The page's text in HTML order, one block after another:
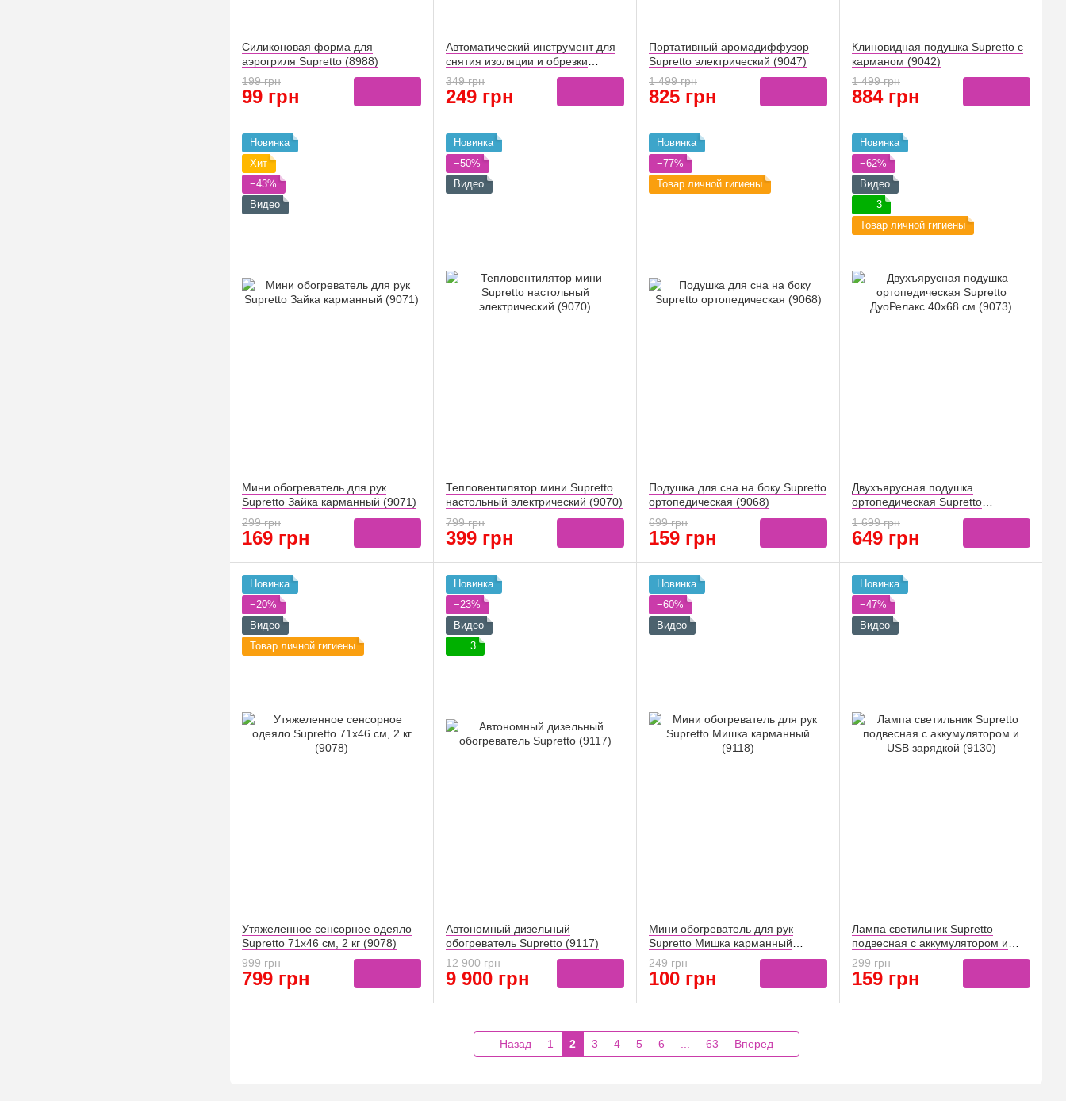
Силиконовая форма для
аэрогриля Supretto (8988)
199 грн
99 грн
Автоматический инструмент для
снятия изоляции и обрезки
проводов Supretto (9051)
349 грн
249 грн
Портативный аромадиффузор
Supretto электрический (9047)
1 499 грн
825 грн
Клиновидная подушка Supretto с
карманом (9042)
1 499 грн
884 грн
Новинка
Хит
−43%
Видео
Мини обогреватель для рук
Supretto Зайка карманный (9071)
299 грн
169 грн
Новинка
−50%
Видео
Тепловентилятор мини Supretto
настольный электрический (9070)
799 грн
399 грн
Новинка
−77%
Товар личной гигиены
Подушка для сна на боку Supretto
ортопедическая (9068)
699 грн
159 грн
Новинка
−62%
Видео
3
Товар личной гигиены
Двухъярусная подушка
ортопедическая Supretto
ДуоРелакс 40x68 см (9073)
1 699 грн
649 грн
Новинка
−20%
Видео
Товар личной гигиены
Утяжеленное сенсорное одеяло
Supretto 71x46 см, 2 кг (9078)
999 грн
799 грн
Новинка
−23%
Видео
3
Автономный дизельный
обогреватель Supretto (9117)
12 900 грн
9 900 грн
Новинка
−60%
Видео
Мини обогреватель для рук
Supretto Мишка карманный
(9118)
249 грн
100 грн
Новинка
−47%
Видео
Лампа светильник Supretto
подвесная с аккумулятором и
USB зарядкой (9130)
299 грн
159 грн
Назад 1 2 3 4 5 6 63 Вперед